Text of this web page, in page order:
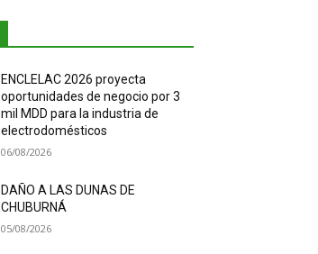
ENCLELAC 2026 proyecta
oportunidades de negocio por 3
mil MDD para la industria de
electrodomésticos
06/08/2026
DAÑO A LAS DUNAS DE
CHUBURNÁ
05/08/2026